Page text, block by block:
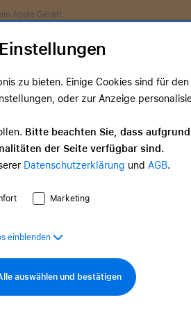
Apple Gerät!
Services Angebote
zu bieten. Einige Cookies sind für
oder zur Anzeige
Bitte beachten Sie, dass
der Seite verfügbar sind.
Datenschutzerklärung und AGB.
Marketing
einblenden
auswählen und bestätigen